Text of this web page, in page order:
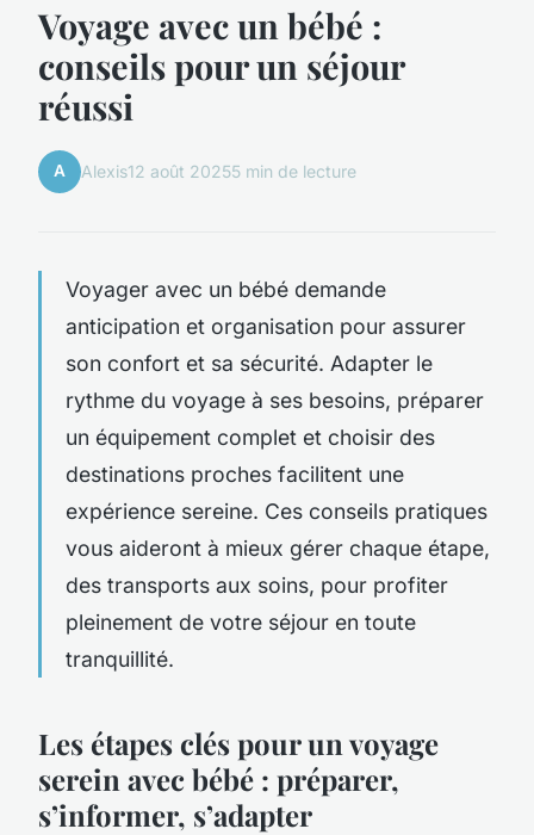
Voyage avec un bébé :
conseils pour un séjour
réussi
A Alexis12 août 20255 min de lecture
Voyager avec un bébé demande
anticipation et organisation pour assurer
son confort et sa sécurité. Adapter le
rythme du voyage à ses besoins, préparer
un équipement complet et choisir des
destinations proches facilitent une
expérience sereine. Ces conseils pratiques
vous aideront à mieux gérer chaque étape,
des transports aux soins, pour profiter
pleinement de votre séjour en toute
tranquillité.
Les étapes clés pour un voyage
serein avec bébé : préparer,
s’informer, s’adapter